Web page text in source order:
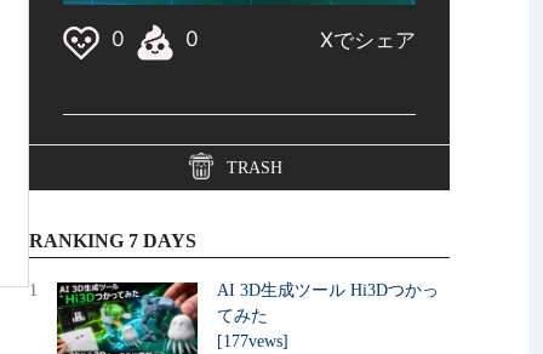
TRASH
RANKING 7 DAYS
1
AI 3D生成ツール Hi3Dつかっ
てみた
[177vews]